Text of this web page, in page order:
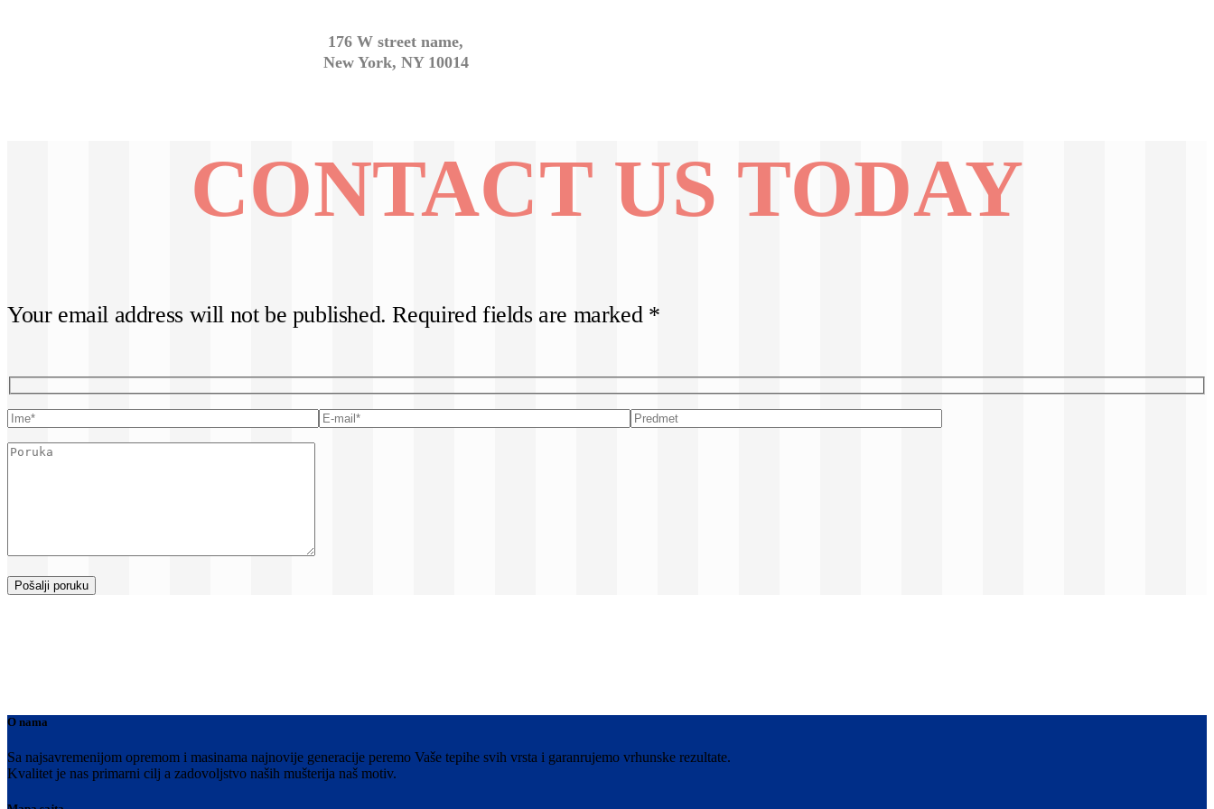
176 W street name,
New York, NY 10014
CONTACT US TODAY
Your email address will not be published. Required fields are marked *
O nama
Sa najsavremenijom opremom i masinama najnovije generacije peremo Vaše tepihe svih vrsta i garanrujemo vrhunske rezultate.
Kvalitet je nas primarni cilj a zadovoljstvo naših mušterija naš motiv.